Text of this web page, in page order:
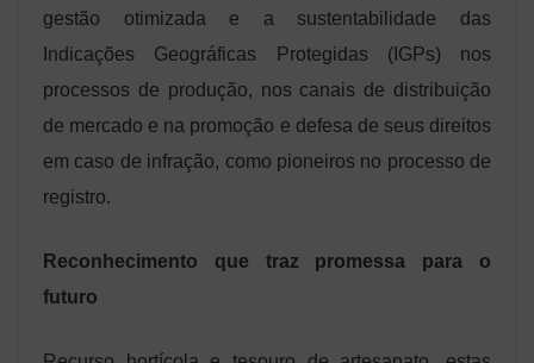
gestão otimizada e a sustentabilidade das
Indicações Geográficas Protegidas (IGPs) nos
processos de produção, nos canais de distribuição
de mercado e na promoção e defesa de seus direitos
em caso de infração, como pioneiros no processo de
registro.
Reconhecimento que traz promessa para o
futuro